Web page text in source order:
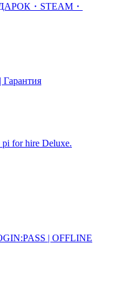
・STEAM・
for hire Deluxe.
| OFFLINE